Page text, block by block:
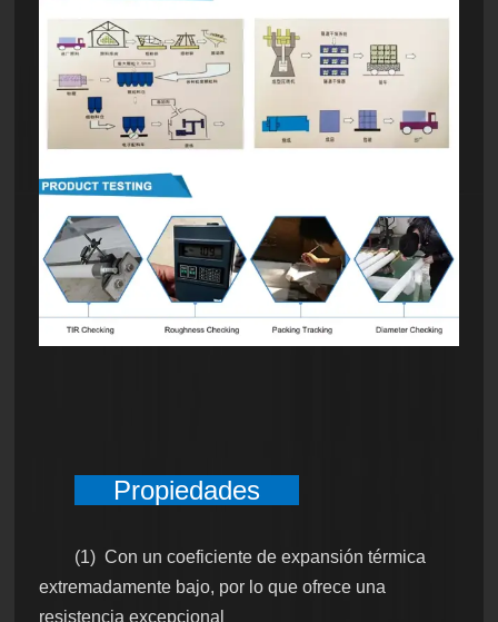
Propiedades
(1) Con un coeficiente de expansión térmica
extremadamente bajo, por lo que ofrece una
resistencia excepcional